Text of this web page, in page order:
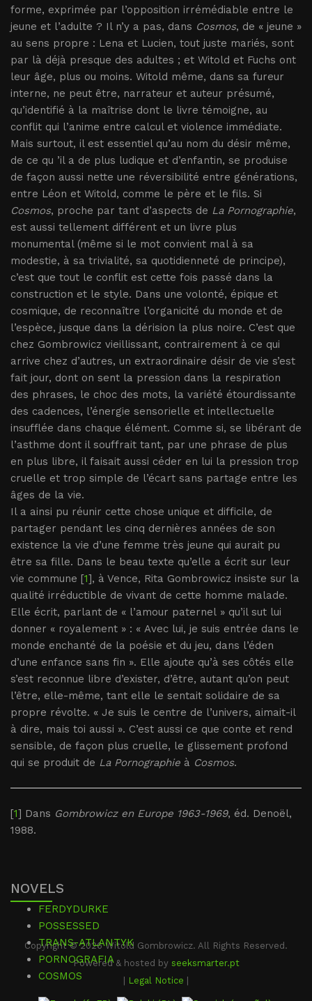
forme, exprimée par l’opposition irrémédiable entre le
jeune et l’adulte ? Il n’y a pas, dans Cosmos, de « jeune »
au sens propre : Lena et Lucien, tout juste mariés, sont
par là déjà presque des adultes ; et Witold et Fuchs ont
leur âge, plus ou moins. Witold même, dans sa fureur
interne, ne peut être, narrateur et auteur présumé,
qu’identifié à la maîtrise dont le livre témoigne, au
conflit qui l’anime entre calcul et violence immédiate.
Mais surtout, il est essentiel qu’au nom du désir même,
de ce qu ’il a de plus ludique et d’enfantin, se produise
de façon aussi nette une réversibilité entre générations,
entre Léon et Witold, comme le père et le fils. Si
Cosmos, proche par tant d’aspects de La Pornographie,
est aussi tellement différent et un livre plus
monumental (même si le mot convient mal à sa
modestie, à sa trivialité, sa quotidienneté de principe),
c’est que tout le conflit est cette fois passé dans la
construction et le style. Dans une volonté, épique et
cosmique, de reconnaître l’organicité du monde et de
l’espèce, jusque dans la dérision la plus noire. C’est que
chez Gombrowicz vieillissant, contrairement à ce qui
arrive chez d’autres, un extraordinaire désir de vie s’est
fait jour, dont on sent la pression dans la respiration
des phrases, le choc des mots, la variété étourdissante
des cadences, l’énergie sensorielle et intellectuelle
insufflée dans chaque élément. Comme si, se libérant de
l’asthme dont il souffrait tant, par une phrase de plus
en plus libre, il faisait aussi céder en lui la pression trop
cruelle et trop simple de l’écart sans partage entre les
âges de la vie.
Il a ainsi pu réunir cette chose unique et difficile, de
partager pendant les cinq dernières années de son
existence la vie d’une femme très jeune qui aurait pu
être sa fille. Dans le beau texte qu’elle a écrit sur leur
vie commune [1], à Vence, Rita Gombrowicz insiste sur la
qualité irréductible de vivant de cette homme malade.
Elle écrit, parlant de « l’amour paternel » qu’il sut lui
donner « royalement » : « Avec lui, je suis entrée dans le
monde enchanté de la poésie et du jeu, dans l’éden
d’une enfance sans fin ». Elle ajoute qu’à ses côtés elle
s’est reconnue libre d’exister, d’être, autant qu’on peut
l’être, elle-même, tant elle le sentait solidaire de sa
propre révolte. « Je suis le centre de l’univers, aimait-il
à dire, mais toi aussi ». C’est aussi ce que conte et rend
sensible, de façon plus cruelle, le glissement profond
qui se produit de La Pornographie à Cosmos.
[1] Dans Gombrowicz en Europe 1963-1969, éd. Denoël,
1988.
NOVELS
FERDYDURKE
POSSESSED
TRANS-ATLANTYK
PORNOGRAFIA
COSMOS
Copyright © 2026 Witold Gombrowicz. All Rights Reserved.
Powered & hosted by seeksmarter.pt
Legal Notice